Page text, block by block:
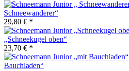
Schneewanderer“
29,80 € *
„Schneekugel oben“
23,70 € *
Bauchladen“